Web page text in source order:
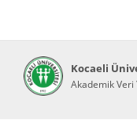
Kocaeli
Akademik Veri